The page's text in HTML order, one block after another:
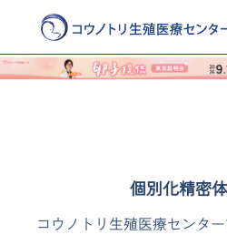
個別化精密
コウノトリ生殖医療センタ